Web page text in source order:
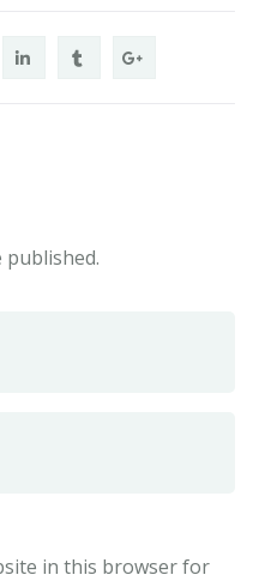
published.
in this browser for